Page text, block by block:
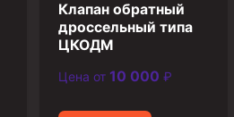
ШМУ
ОК
Клапан обратный
дроссельный типа
ЦКОДМ
Цена от 10 000 ₽